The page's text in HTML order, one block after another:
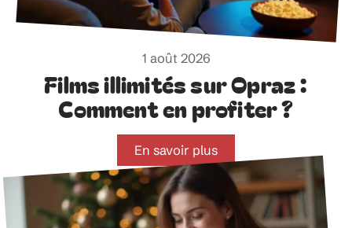
1 août 2026
Films illimités sur Opraz :
Comment en profiter ?
En savoir plus